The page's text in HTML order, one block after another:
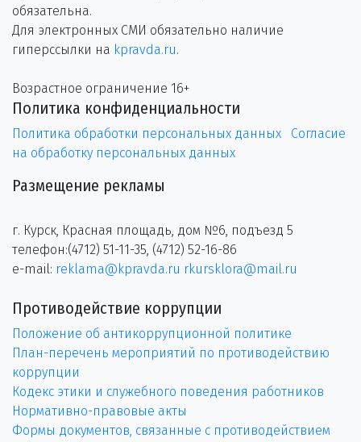
обязательна.
Для электронных СМИ обязательно наличие
гиперссылки на kpravda.ru.
Возрастное ограничение 16+
Политика конфиденциальности
Политика обработки персональных данных
Согласие
на обработку персональных данных
Размещение рекламы
г. Курск, Красная площадь, дом №6, подъезд 5
телефон:(4712) 51-11-35, (4712) 52-16-86
e-mail: reklama@kpravda.ru rkursklora@mail.ru
Противодействие коррупции
Положение об антикоррупционной политике
План-перечень мероприятий по противодействию
коррупции
Кодекс этики и служебного поведения работников
Нормативно-правовые акты
Формы документов, связанные с противодействием